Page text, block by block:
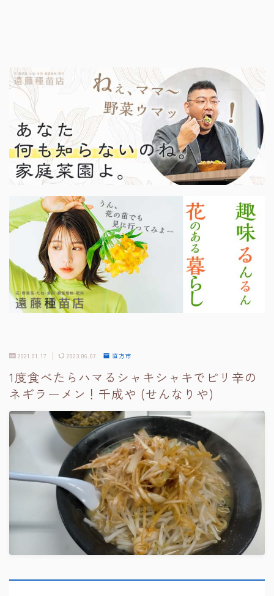
2021.01.17 2023.06.07 直方市
1度食べたらハマるシャキシャキでピリ辛の
ネギラーメン！千成や (せんなりや)